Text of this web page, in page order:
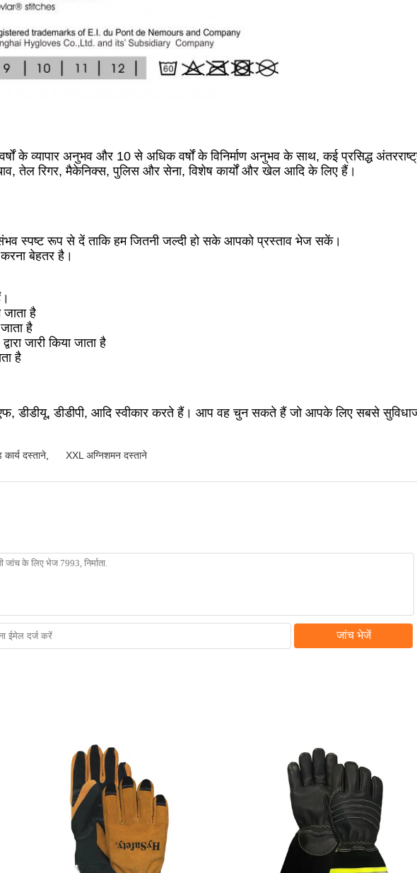
के व्यापार अनुभव और 10 से अधिक वर्षों के विनिर्माण अनुभव के साथ, कई प्रसिद्ध
तेल रिगर, मैकेनिक्स, पुलिस और सेना, विशेष कार्यों और खेल आदि के लिए हैं।
स्पष्ट रूप से दें ताकि हम जितनी जल्दी हो सके आपको प्रस्ताव भेज सकें।
बेहतर है।
जाता है
है
जारी किया जाता है
है
डीडीयू, डीडीपी, आदि स्वीकार करते हैं। आप वह चुन सकते हैं जो आपके लिए सबसे
दस्ताने XXL अग्निशमन दस्ताने
जांच भेजें